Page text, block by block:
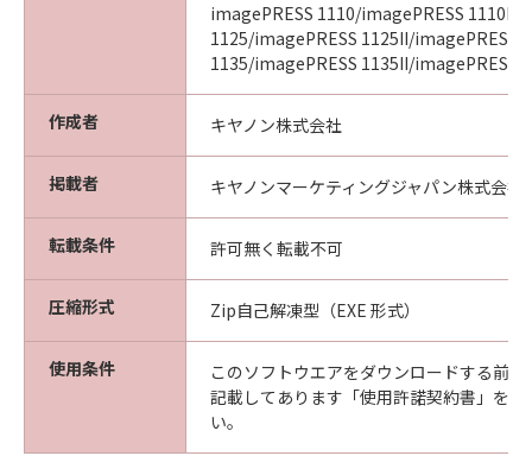
imagePRESS 1110/imagePRESS 1110II/
1125/imagePRESS 1125II/imagePRESS
1135/imagePRESS 1135II/imagePRESS
作成者 キヤノン株式会社
掲載者 キヤノンマーケティングジャパン株式会社
転載条件 許可無く転載不可
圧縮形式 Zip自己解凍型（EXE 形式）
使用条件
このソフトウエアをダウンロードする前
記載してあります「使用許諾契約書」を
い。